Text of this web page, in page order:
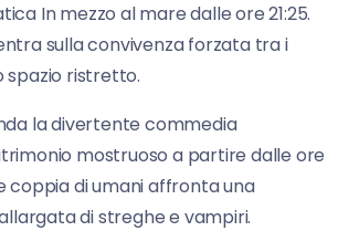
In mezzo al mare dalle ore 21:25.
sulla convivenza forzata tra i
spazio ristretto.
la divertente commedia
mostruoso a partire dalle ore
coppia di umani affronta una
di streghe e vampiri.